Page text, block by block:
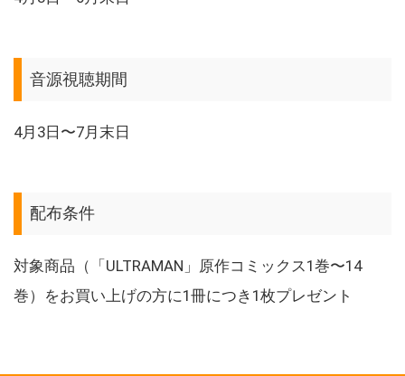
音源視聴期間
4月3日〜7月末日
配布条件
対象商品（「ULTRAMAN」原作コミックス1巻〜14
巻）をお買い上げの方に1冊につき1枚プレゼント